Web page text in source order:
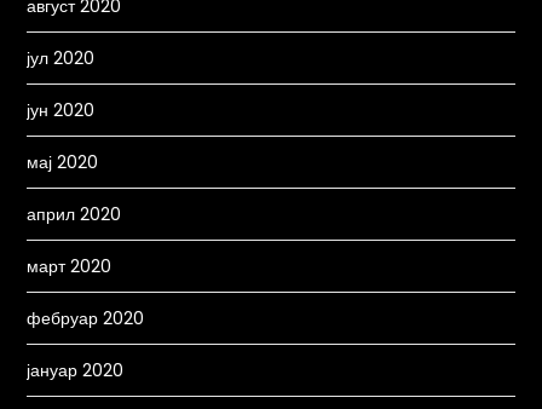
август 2020
јул 2020
јун 2020
мај 2020
април 2020
март 2020
фебруар 2020
јануар 2020